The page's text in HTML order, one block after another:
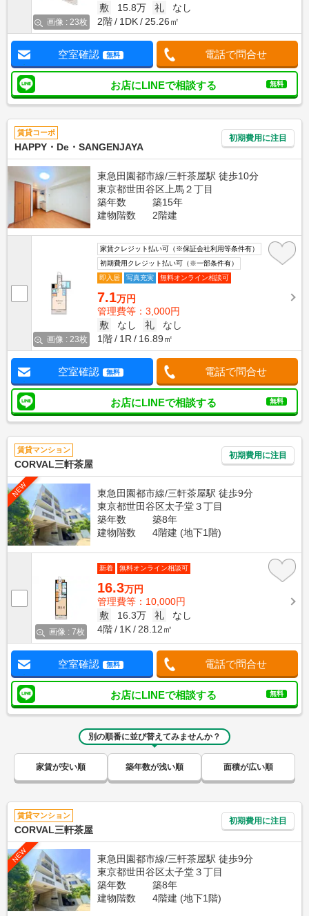
画像 : 23枚
敷
15.8万 礼
なし
2階
1DK 25.26㎡
空室確認 無料 電話で問合せ
お店にLINEで相談する 無料
賃貸コーポ
HAPPY・De・SANGENJAYA
初期費用に注目
東急田園都市線/三軒茶屋駅 徒歩10分
東京都世田谷区上馬２丁目
築年数
築15年
建物階数
2階建
画像 : 23枚
家賃クレジット払い可（※保証会社利用等条件有）
初期費用クレジット払い可（※一部条件有）
即入居
写真充実 無料オンライン相談可
7.1万円
管理費等：3,000円
敷
なし 礼
なし
1階
1R 16.89㎡
空室確認 無料 電話で問合せ
お店にLINEで相談する 無料
賃貸マンション
CORVAL三軒茶屋
初期費用に注目
NEW
東急田園都市線/三軒茶屋駅 徒歩9分
東京都世田谷区太子堂３丁目
築年数
築8年
建物階数
4階建 (地下1階)
画像 : 7枚
新着 無料オンライン相談可
16.3万円
管理費等：10,000円
敷
16.3万 礼
なし
4階
1K 28.12㎡
空室確認 無料 電話で問合せ
お店にLINEで相談する 無料
別の順番に並び替えてみませんか？
家賃が安い順 築年数が浅い順 面積が広い順
賃貸マンション
CORVAL三軒茶屋
初期費用に注目
NEW
東急田園都市線/三軒茶屋駅 徒歩9分
東京都世田谷区太子堂３丁目
築年数
築8年
建物階数
4階建 (地下1階)